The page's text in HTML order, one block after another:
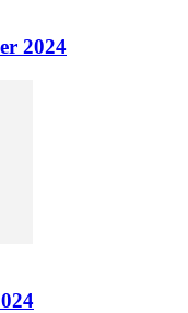
2024